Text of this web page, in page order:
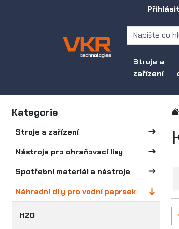
Stroje a
zařízení
Přihlásit
Kategorie
Stroje a zařízení
Nástroje pro ohraňovací lisy
Spotřební materiál a nástroje
Náhradní díly pro vodní paprsek
H2O